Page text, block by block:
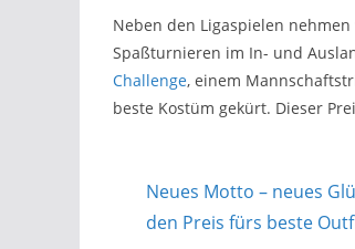
Neben den Ligaspielen
Spaßturnieren im In- und
Challenge, einem
beste Kostüm gekürt. Dieser
Neues Motto – neues
den Preis fürs beste